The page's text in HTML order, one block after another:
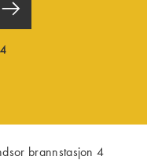
brannstasjon 4